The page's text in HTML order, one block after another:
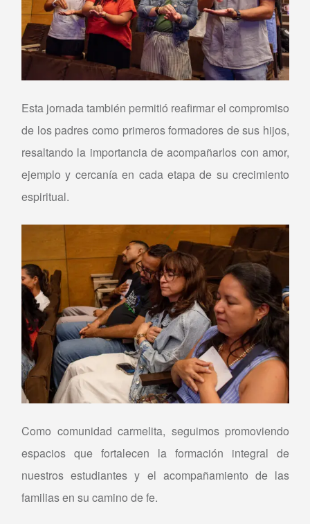
Esta jornada también permitió reafirmar el compromiso
de los padres como primeros formadores de sus hijos,
resaltando la importancia de acompañarlos con amor,
ejemplo y cercanía en cada etapa de su crecimiento
espiritual.
Como comunidad carmelita, seguimos promoviendo
espacios que fortalecen la formación integral de
nuestros estudiantes y el acompañamiento de las
familias en su camino de fe.